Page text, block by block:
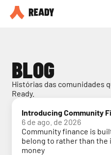
Seja parceiro
BLOG
Histórias das comunidades
Ready.
Introducing Community
6 de ago. de 2026
Community finance is
belong to rather than
money